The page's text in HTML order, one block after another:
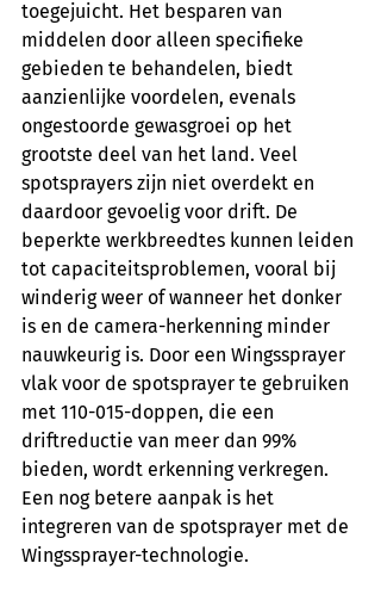
toegejuicht. Het besparen van
middelen door alleen specifieke
gebieden te behandelen, biedt
aanzienlijke voordelen, evenals
ongestoorde gewasgroei op het
grootste deel van het land. Veel
spotsprayers zijn niet overdekt en
daardoor gevoelig voor drift. De
beperkte werkbreedtes kunnen leiden
tot capaciteitsproblemen, vooral bij
winderig weer of wanneer het donker
is en de camera-herkenning minder
nauwkeurig is. Door een Wingssprayer
vlak voor de spotsprayer te gebruiken
met 110-015-doppen, die een
driftreductie van meer dan 99%
bieden, wordt erkenning verkregen.
Een nog betere aanpak is het
integreren van de spotsprayer met de
Wingssprayer-technologie.